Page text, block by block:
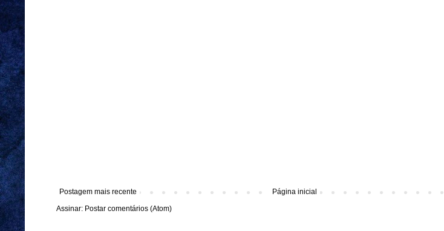
Postagem mais recente
Página inicial
Assinar: Postar comentários (Atom)